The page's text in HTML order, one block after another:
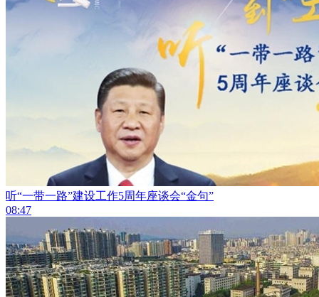
听“一带一路”建设工作5周年座谈会“金句”
08:47